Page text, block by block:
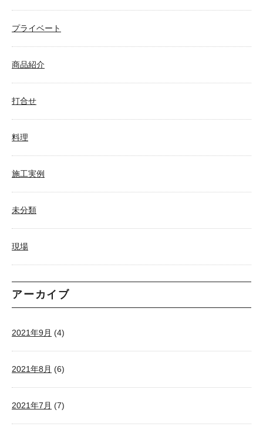
プライベート
商品紹介
打合せ
料理
施工実例
未分類
現場
アーカイブ
2021年9月 (4)
2021年8月 (6)
2021年7月 (7)